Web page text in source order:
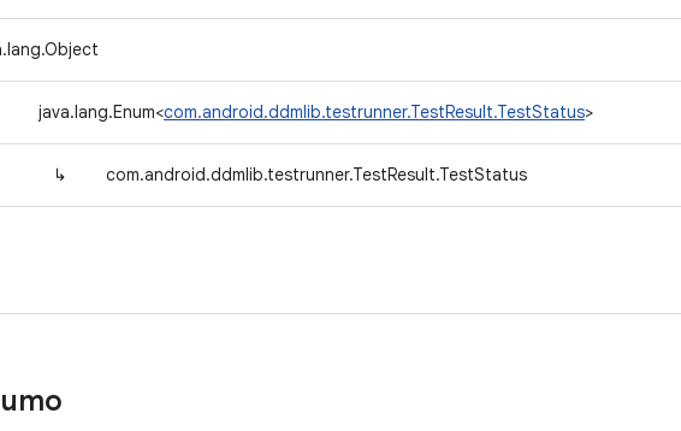
java.lang.Enum<com.android.ddmlib.testrunner.TestResult.TestStatus>
↳ com.android.ddmlib.testrunner.TestResult.TestStatus